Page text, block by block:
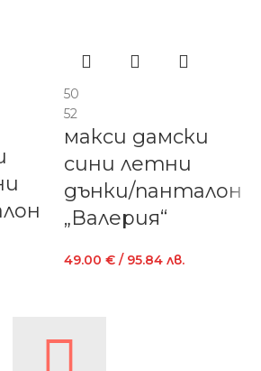
50
52
макси дамски
сини летни
дънки/панталон
„Валерия“
49.00 € / 95.84 лв.